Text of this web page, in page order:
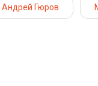
Андрей Гюров